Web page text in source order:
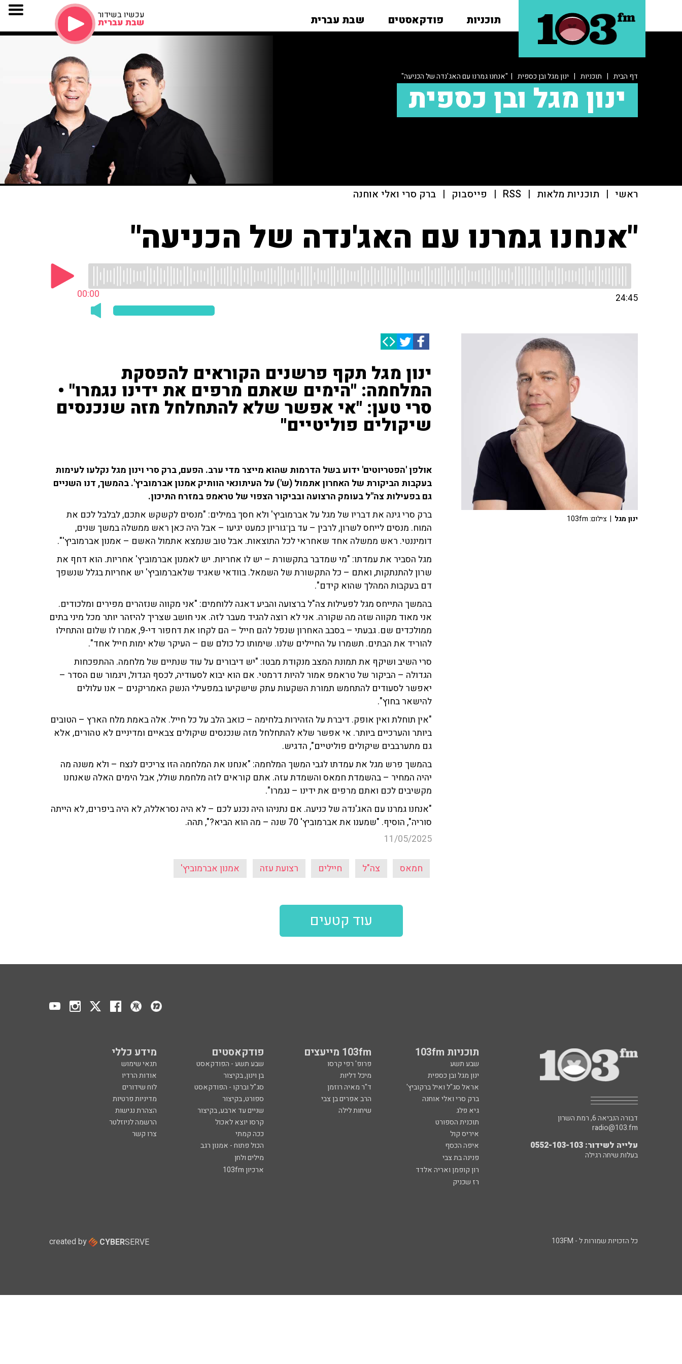
תוכניות פודקאסטים שבת עברית עכשיו בשידור
שבת עברית
דף הבית | תוכניות | ינון מגל ובן כספית | "אנחנו גמרנו עם האג'נדה של הכניעה"
ינון מגל ובן כספית
ראשי | תוכניות מלאות |
RSS
| פייסבוק | ברק סרי ואלי אוחנה
"אנחנו גמרנו עם האג'נדה של הכניעה"
00:00 24:45
ינון מגל תקף פרשנים הקוראים להפסקת
המלחמה: "הימים שאתם מרפים את ידינו נגמרו" •
סרי טען: "אי אפשר שלא להתחלחל מזה שנכנסים
שיקולים פוליטיים"
אולפן 'הפטריוטים' ידוע בשל הדרמות שהוא מייצר מדי ערב. הפעם, ברק סרי וינון מגל נקלעו לעימות
בעקבות הביקורת של האחרון אתמול (ש') על העיתונאי הוותיק אמנון אברמוביץ'. בהמשך, דנו השניים
גם בפעילות צה"ל בעומק הרצועה ובביקור הצפוי של טראמפ במזרח התיכון.
ברק סרי גינה את דבריו של מגל על אברמוביץ' ולא חסך במילים: "מנסים לקשקש אתכם, לבלבל לכם את
המוח. מנסים לייחס לשרון, לרבין – עד בן־גוריון כמעט יגיעו – אבל היה כאן ראש ממשלה במשך שנים,
דומיננטי. ראש ממשלה אחד שאחראי לכל התוצאות. אבל טוב שנמצא אתמול האשם – אמנון אברמוביץ'".
מגל הסביר את עמדתו: "מי שמדבר בתקשורת – יש לו אחריות. יש לאמנון אברמוביץ' אחריות. הוא דחף את
שרון להתנתקות, ואתם – כל התקשורת של השמאל. בוודאי שאגיד שלאברמוביץ' יש אחריות בגלל שנשפך
דם בעקבות המהלך שהוא קידם".
בהמשך התייחס מגל לפעילות צה"ל ברצועה והביע דאגה ללוחמים: "אני מקווה שנזהרים מפירים ומלכודים.
אני מאוד מקווה שזה מה שקורה. אני לא רוצה להגיד מעבר לזה. אני חושב שצריך להיזהר יותר מכל מיני בתים
ממולכדים שם. גבעתי – בסבב האחרון שנפל להם חייל – הם לקחו את דחפור די-9, אמרו לו שלום והתחילו
להוריד את הבתים. תשמרו על החיילים שלנו. שימותו כל כולם שם – העיקר שלא ימות חייל אחד".
סרי השיב ושיקף את תמונת המצב מנקודת מבטו: "יש דיבורים על עוד שנתיים של מלחמה. ההתפכחות
הגדולה – הביקור של טראמפ אמור להיות דרמטי. אם הוא יבוא לסעודיה, לכסף הגדול, ויגמור שם הסדר –
יאפשר לסעודים להתחמש תמורת השקעות עתק שישקיעו במפעילי הנשק האמריקנים – אנו עלולים
להישאר בחוץ".
"אין תוחלת ואין אופק. דיברת על הזהירות בלחימה – כואב הלב על כל חייל. אלה באמת מלח הארץ – הטובים
ביותר והערכיים ביותר. אי אפשר שלא להתחלחל מזה שנכנסים שיקולים צבאיים ומדיניים לא טהורים, אלא
גם מתערבבים שיקולים פוליטיים", הדגיש.
בהמשך פרש מגל את עמדתו לגבי המשך המלחמה: "אנחנו את המלחמה הזו צריכים לנצח – ולא משנה מה
יהיה המחיר – בהשמדת חמאס והשמדת עזה. אתם קוראים לזה מלחמת שולל, אבל הימים האלה שאנחנו
מקשיבים לכם ואתם מרפים את ידינו – נגמרו".
"אנחנו גמרנו עם האג'נדה של כניעה. אם נתניהו היה נכנע לכם – לא היה נסראללה, לא היה ביפרים, לא הייתה
סוריה", הוסיף. "שמענו את אברמוביץ' 70 שנה – מה הוא הביא?", תהה.
11/05/2025
חמאס צה"ל חיילים רצועת עזה אמנון אברמוביץ'
ינון מגל | צילום: 103fm
עוד קטעים
תוכניות 103fm 103fm מייעצים פודקאסטים מידע כללי
שבע תשע פרופ' רפי קרסו שבע תשע - הפודקאסט
תנאי שימוש
ינון מגל ובן כספית
מיכל דליות בן וינון, בקיצור
אודות הרדיו
אראל סג"ל ואיל ברקוביץ'
ד"ר מאיה רוזמן סג"ל וברקו - הפודקאסט
לוח שידורים
ברק סרי ואלי אוחנה
הרב אפרים בן צבי ספורט, בקיצור
מדיניות פרטיות
גיא פלג
שיחות לילה שניים עד ארבע, בקיצור
הצהרת נגישות
תוכנית הספורט
קרסו יוצא לאכול
הרשמה לניוזלטר
איריס קול
ככה קמתי
צרו קשר
איפה הכסף
הכול פתוח - אמנון רגב
פנינה בת צבי
מילים ולחן
רון קופמן ואריה אלדד
ארכיון 103fm
רז שכניק
דבורה הנביאה 6, רמת השרון
radio@103.fm
עלייה לשידור: 0552-103-103
בעלות שיחה רגילה
כל הזכויות שמורות ל - 103FM created by CYBERSERVE